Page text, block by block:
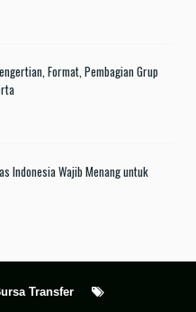
Format, Pembagian Grup
Indonesia Wajib Menang untuk
Transfer